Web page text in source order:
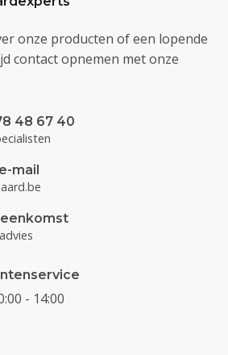
onze producten of een lopende
contact opnemen met onze
48 67 40
mail
- 14:00